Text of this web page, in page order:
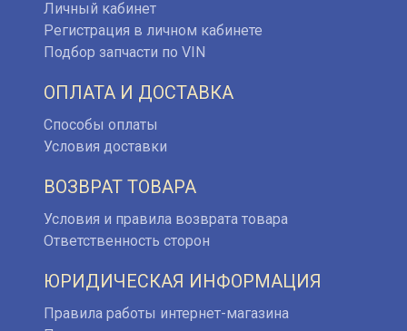
Личный кабинет
Регистрация в личном кабинете
Подбор запчасти по VIN
ОПЛАТА И ДОСТАВКА
Способы оплаты
Условия доставки
ВОЗВРАТ ТОВАРА
Условия и правила возврата товара
Ответственность сторон
ЮРИДИЧЕСКАЯ ИНФОРМАЦИЯ
Правила работы интернет-магазина